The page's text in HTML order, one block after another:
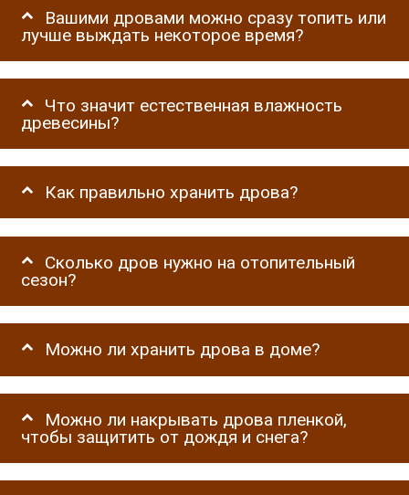
Вашими дровами можно сразу топить или
лучше выждать некоторое время?
Что значит естественная влажность
древесины?
Как правильно хранить дрова?
Сколько дров нужно на отопительный
сезон?
Можно ли хранить дрова в доме?
Можно ли накрывать дрова пленкой,
чтобы защитить от дождя и снега?